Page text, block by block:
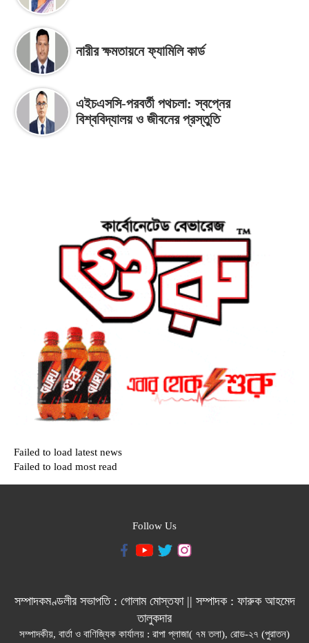
নারীর ক্ষমতায়নে ফ্যামিলি কার্ড
এইচএসসি-পরবর্তী পথচলা: স্বপ্নের
বিশ্ববিদ্যালয় ও জীবনের প্রস্তুতি
Failed to load latest news
Failed to load most read
Follow Us
সম্পাদকমণ্ডলীর সভাপতি : গোলাম মোস্তফা || সম্পাদক : ফারুক আহমেদ
তালুকদার
সম্পাদকীয়, বার্তা ও বাণিজ্যিক কার্যালয় : রাপা প্লাজা( ৭ম তলা), রোড-২৭ (পুরাতন)